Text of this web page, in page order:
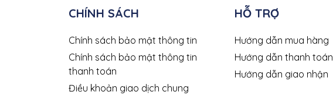
CHÍNH SÁCH
Chính sách bảo mật thông tin
Chính sách bảo mật thông tin
thanh toán
Điều khoản giao dịch chung
HỖ TRỢ
Hướng dẫn mua hàng
Hướng dẫn thanh toán
Hướng dẫn giao nhận